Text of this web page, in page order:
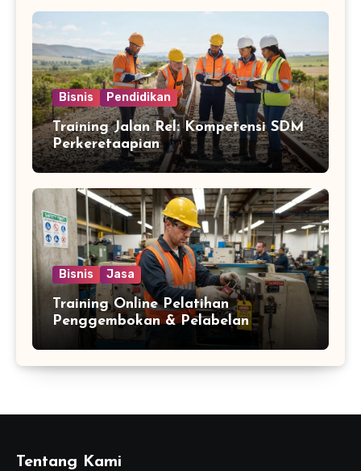
Bisnis Pendidikan
Training Jalan Rel: Kompetensi SDM
Perkeretaapian
Bisnis Jasa
Training Online Pelatihan
Penggembokan & Pelabelan
Tentang Kami